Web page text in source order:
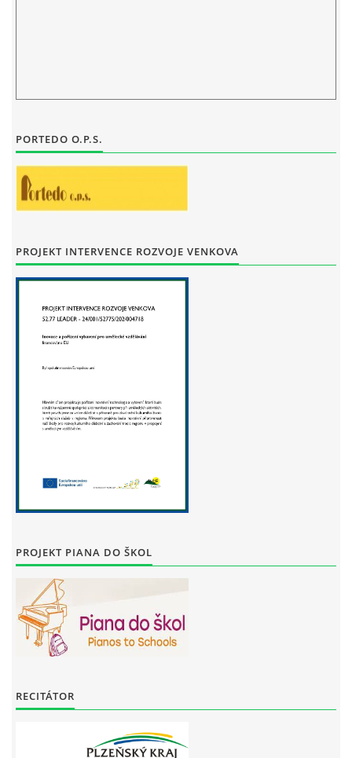
PORTEDO O.P.S.
PROJEKT INTERVENCE ROZVOJE VENKOVA
PROJEKT PIANA DO ŠKOL
RECITÁTOR